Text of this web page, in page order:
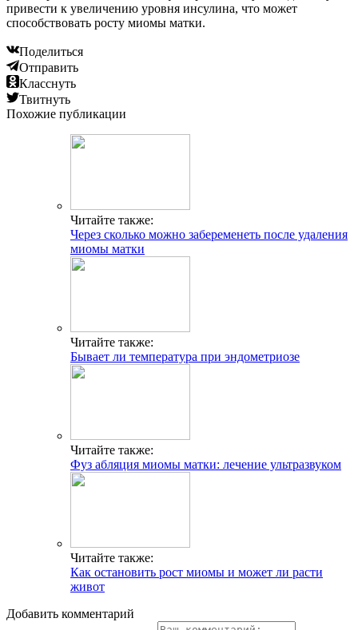
привести к увеличению уровня инсулина, что может
способствовать росту миомы матки.
Поделиться
Отправить
Класснуть
Твитнуть
Похожие публикации
Читайте также:
Через сколько можно забеременеть после удаления
миомы матки
Читайте также:
Бывает ли температура при эндометриозе
Читайте также:
Фуз абляция миомы матки: лечение ультразвуком
Читайте также:
Как остановить рост миомы и может ли расти
живот
Добавить комментарий